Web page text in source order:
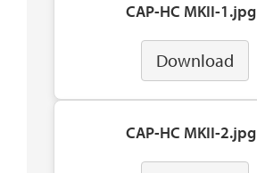
CAP-HC MKII-1.jpg
Download
CAP-HC MKII-2.jpg